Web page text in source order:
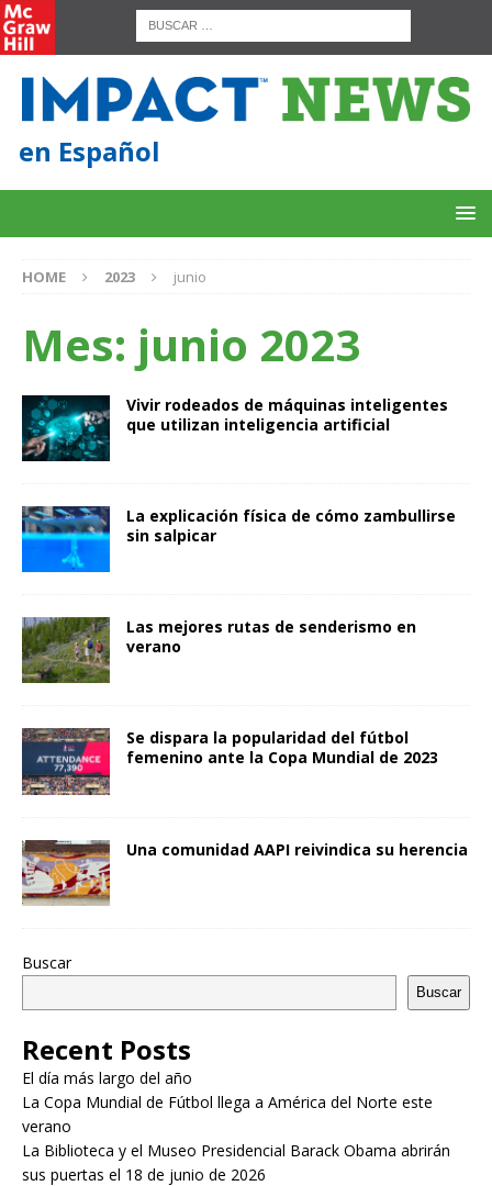
en Español
HOME 2023 junio
Mes: junio 2023
Vivir rodeados de máquinas inteligentes
que utilizan inteligencia artificial
La explicación física de cómo zambullirse
sin salpicar
Las mejores rutas de senderismo en
verano
Se dispara la popularidad del fútbol
femenino ante la Copa Mundial de 2023
Una comunidad AAPI reivindica su herencia
Buscar
Buscar
Recent Posts
El día más largo del año
La Copa Mundial de Fútbol llega a América del Norte este
verano
La Biblioteca y el Museo Presidencial Barack Obama abrirán
sus puertas el 18 de junio de 2026